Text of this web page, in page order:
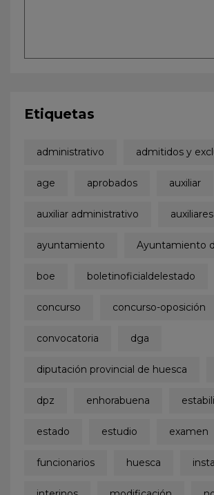
Etiquetas
administrativo admitidos y
age aprobados auxiliar
auxiliar administrativo auxiliares
ayuntamiento Ayuntamiento
boe boletinoficialdelestado
concurso concurso-oposición
convocatoria dga
diputación provincial de huesca
dpz enhorabuena
estado estudio examen
funcionarios huesca